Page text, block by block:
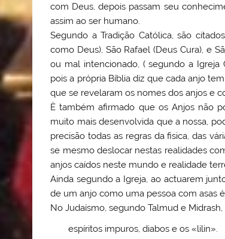
com Deus, depois passam seu
assim ao ser humano.
Segundo a Tradição Católica, são
como Deus), São Rafael (Deus Cura), e
ou mal intencionado, ( segundo a Igreja
pois a própria Bíblia diz que cada anjo
que se revelaram os nomes dos anjos e
È também afirmado que os Anjos não
muito mais desenvolvida que a nossa,
precisão todas as regras da fisica, das
se mesmo deslocar nestas realidades
anjos caídos neste mundo e realidade
Ainda segundo a Igreja, ao actuarem
de um anjo como uma pessoa com asas
No Judaísmo, segundo Talmud e
espíritos impuros, diabos e os «lilin».